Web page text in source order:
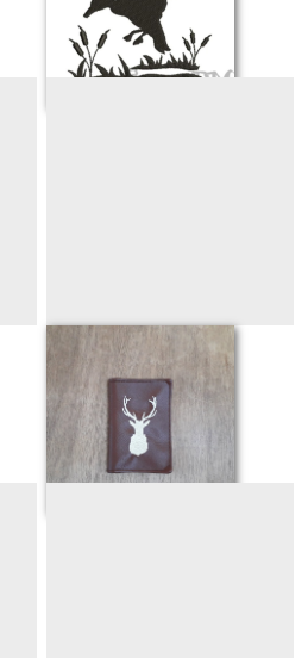
Sur demande
Trophée cerf
Sur demande